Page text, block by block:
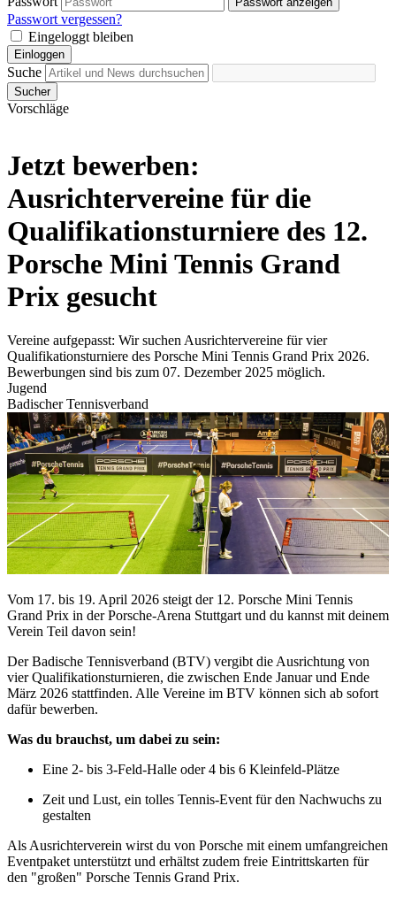
Passwort vergessen?
Eingeloggt bleiben
Einloggen
Suche
Sucher
Vorschläge
Jetzt bewerben:
Ausrichtervereine für die
Qualifikationsturniere des 12.
Porsche Mini Tennis Grand
Prix gesucht
Vereine aufgepasst: Wir suchen Ausrichtervereine für vier
Qualifikationsturniere des Porsche Mini Tennis Grand Prix 2026.
Bewerbungen sind bis zum 07. Dezember 2025 möglich.
Jugend
Badischer Tennisverband
Vom 17. bis 19. April 2026 steigt der 12. Porsche Mini Tennis
Grand Prix in der Porsche-Arena Stuttgart und du kannst mit deinem
Verein Teil davon sein!
Der Badische Tennisverband (BTV) vergibt die Ausrichtung von
vier Qualifikationsturnieren, die zwischen Ende Januar und Ende
März 2026 stattfinden. Alle Vereine im BTV können sich ab sofort
dafür bewerben.
Was du brauchst, um dabei zu sein:
Eine 2- bis 3-Feld-Halle oder 4 bis 6 Kleinfeld-Plätze
Zeit und Lust, ein tolles Tennis-Event für den Nachwuchs zu
gestalten
Als Ausrichterverein wirst du von Porsche mit einem umfangreichen
Eventpaket unterstützt und erhältst zudem freie Eintrittskarten für
den "großen" Porsche Tennis Grand Prix.